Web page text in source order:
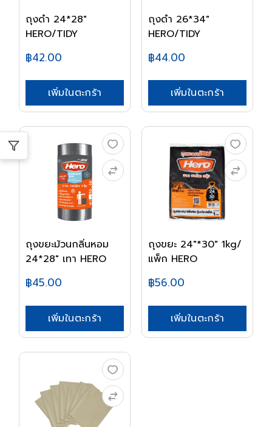
ถุงดำ 24*28"
HERO/TIDY
฿42.00
เพิ่มในตะกร้า
ถุงดำ 26*34"
HERO/TIDY
฿44.00
เพิ่มในตะกร้า
ถุงขยะม้วนกลิ่นหอม
24*28" เทา HERO
฿45.00
เพิ่มในตะกร้า
ถุงขยะ 24"*30" 1kg/
แพ็ก HERO
฿56.00
เพิ่มในตะกร้า